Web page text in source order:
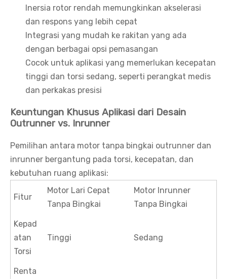
Inersia rotor rendah memungkinkan akselerasi
dan respons yang lebih cepat
Integrasi yang mudah ke rakitan yang ada
dengan berbagai opsi pemasangan
Cocok untuk aplikasi yang memerlukan kecepatan
tinggi dan torsi sedang, seperti perangkat medis
dan perkakas presisi
Keuntungan Khusus Aplikasi dari Desain
Outrunner vs. Inrunner
Pemilihan antara motor tanpa bingkai outrunner dan
inrunner bergantung pada torsi, kecepatan, dan
kebutuhan ruang aplikasi:
Fitur
Motor Lari Cepat
Tanpa Bingkai
Motor Inrunner
Tanpa Bingkai
Kepad
atan
Torsi
Tinggi Sedang
Renta